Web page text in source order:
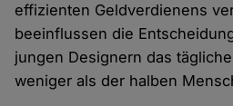
effizienten Geldverdienens
beeinflussen die
jungen Designern das
weniger als der halben